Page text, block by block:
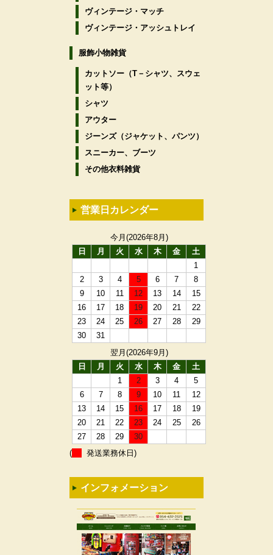
ヴィンテージ・マッチ
ヴィンテージ・アッシュトレイ
服飾小物雑貨
カットソー（T－シャツ、スウェ
ット等）
シャツ
アウター
ジーンズ（ジャケット、パンツ）
スニーカー、ブーツ
その他衣料雑貨
営業日カレンダー
今月(2026年8月)
日
月 火 水 木 金
土
1
2
3 4 5 6 7
8
9
10 11 12 13 14
15
16
17 18 19 20 21
22
23
24 25 26 27 28
29
30
31
翌月(2026年9月)
日
月 火 水 木 金
土
1
2 3 4
5
6
7 8 9 10 11
12
13
14 15 16 17 18
19
20
21 22 23 24 25
26
27
28 29
30
(
発送業務休日)
インフォメーション